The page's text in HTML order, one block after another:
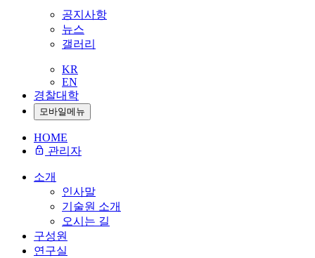
공지사항
뉴스
갤러리
KR
EN
경찰대학
모바일메뉴
HOME
관리자
소개
인사말
기술원 소개
오시는 길
구성원
연구실